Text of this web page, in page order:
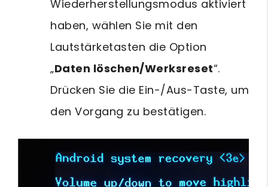
Wiederherstellungsmodus aktiviert
haben, wählen Sie mit den
Lautstärketasten die Option
„Daten löschen/Werksreset“.
Drücken Sie die Ein-/Aus-Taste, um
den Vorgang zu bestätigen.